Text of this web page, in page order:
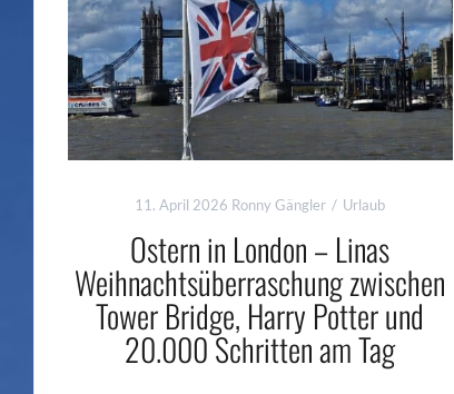
11. April 2026 Ronny Gängler Urlaub
Ostern in London – Linas
Weihnachtsüberraschung zwischen
Tower Bridge, Harry Potter und
20.000 Schritten am Tag